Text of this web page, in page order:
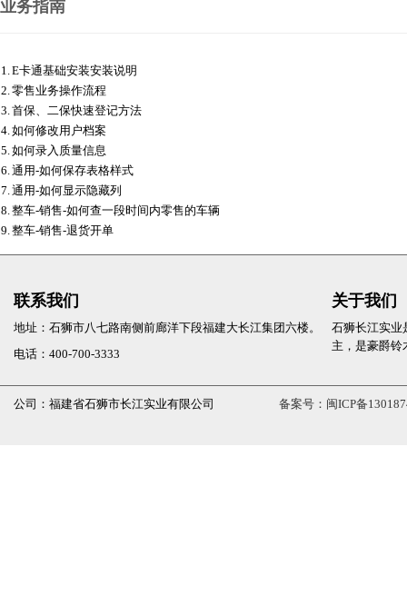
业务指南
1.E卡通基础安装安装说明
2.零售业务操作流程
3.首保、二保快速登记方法
4.如何修改用户档案
5.如何录入质量信息
6.通用-如何保存表格样式
7.通用-如何显示隐藏列
8.整车-销售-如何查一段时间内零售的车辆
9.整车-销售-退货开单
联系我们
地址：石狮市八七路南侧前廊洋下段福建大长江集团六楼。
电话：400-700-3333
关于我们
石狮长江实业
主，是豪爵铃
公司：福建省石狮市长江实业有限公司 备案号：闽ICP备